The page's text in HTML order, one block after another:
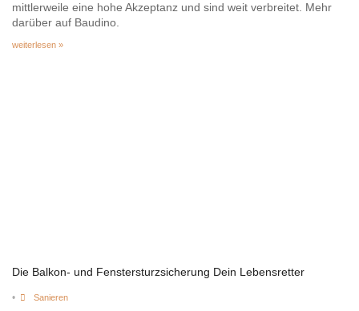
mittlerweile eine hohe Akzeptanz und sind weit verbreitet. Mehr
darüber auf Baudino.
weiterlesen »
Die Balkon- und Fenstersturzsicherung Dein Lebensretter
• Sanieren